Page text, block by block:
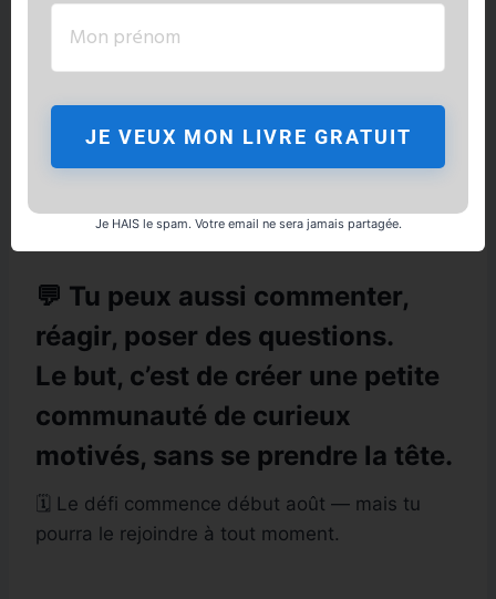
💬 Tu peux aussi commenter,
réagir, poser des questions.
Le but, c’est de créer une petite
communauté de curieux
motivés, sans se prendre la tête.
🗓 Le défi commence début août — mais tu
pourra le rejoindre à tout moment.
JE VEUX MON LIVRE GRATUIT
Je HAIS le spam. Votre email ne sera jamais partagée.